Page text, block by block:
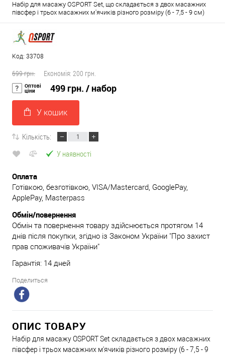
Набір для масажу OSPORT Set, що складається з двох масажних
півсфер і трьох масажних м'ячиків різного розміру (6 - 7,5 - 9 см)
Код: 33708
699 грн. Економія: 200 грн.
Оптові
ціни 499 грн. / набор
У кошик
Кількість:
У наявності
Оплата
Готівкою, безготівкою, VISA/Mastercard, GooglePay,
ApplePay, Masterpass
Обмін/повернення
Обмін та повернення товару здійснюється протягом 14
днів після покупки, згідно із Законом України "Про захист
прав споживачів України"
Гарантія: 14 дней
Поделиться
ОПИС ТОВАРУ
Набір для масажу OSPORT Set складається з двох масажних
півсфер і трьох масажних м'ячиків різного розміру (6 - 7,5 - 9